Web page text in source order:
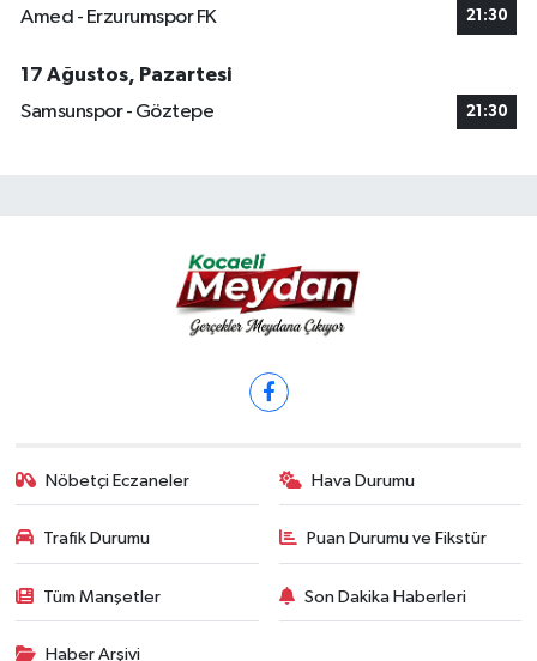
Amed - Erzurumspor FK 21:30
17 Ağustos, Pazartesi
Samsunspor - Göztepe
21:30
Nöbetçi Eczaneler Hava Durumu
Trafik Durumu Puan Durumu ve Fikstür
Tüm Manşetler Son Dakika Haberleri
Haber Arşivi